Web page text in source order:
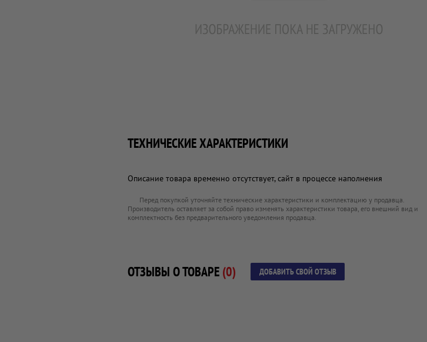
ТЕХНИЧЕСКИЕ ХАРАКТЕРИСТИКИ
Описание товара временно отсутствует, сайт в процессе наполнения
Перед покупкой уточняйте технические характеристики и комплектацию у продавца.
Производитель оставляет за собой право изменять характеристики товара, его внешний вид и
комплектность без предварительного уведомления продавца.
ОТЗЫВЫ О ТОВАРЕ (0) ДОБАВИТЬ СВОЙ ОТЗЫВ